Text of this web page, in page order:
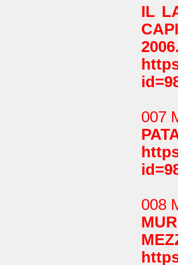
IL
007
008